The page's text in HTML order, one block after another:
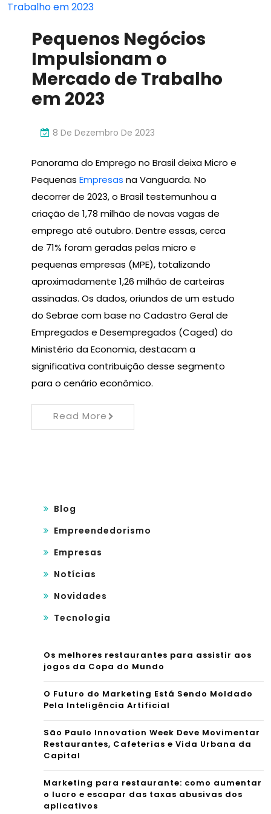
Inovador
Pequenos Negócios
Impulsionam o
Mercado de Trabalho
em 2023
8 De Dezembro De 2023
Panorama do Emprego no Brasil deixa Micro e
Pequenas Empresas na Vanguarda. No
decorrer de 2023, o Brasil testemunhou a
criação de 1,78 milhão de novas vagas de
emprego até outubro. Dentre essas, cerca
de 71% foram geradas pelas micro e
pequenas empresas (MPE), totalizando
aproximadamente 1,26 milhão de carteiras
assinadas. Os dados, oriundos de um estudo
do Sebrae com base no Cadastro Geral de
Empregados e Desempregados (Caged) do
Ministério da Economia, destacam a
significativa contribuição desse segmento
para o cenário econômico.
Read More
Blog
Empreendedorismo
Empresas
Notícias
Novidades
Tecnologia
Os melhores restaurantes para assistir aos
jogos da Copa do Mundo
O Futuro do Marketing Está Sendo Moldado
Pela Inteligência Artificial
São Paulo Innovation Week Deve Movimentar
Restaurantes, Cafeterias e Vida Urbana da
Capital
Marketing para restaurante: como aumentar
o lucro e escapar das taxas abusivas dos
aplicativos